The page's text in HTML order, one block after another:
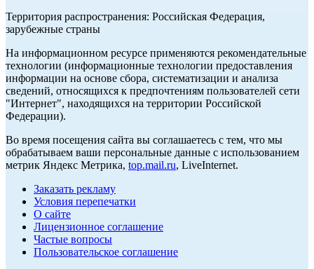
Территория распространения: Российская Федерация,
зарубежные страны
На информационном ресурсе применяются рекомендательные
технологии (информационные технологии предоставления
информации на основе сбора, систематизации и анализа
сведений, относящихся к предпочтениям пользователей сети
"Интернет", находящихся на территории Российской
Федерации).
Во время посещения сайта вы соглашаетесь с тем, что мы
обрабатываем ваши персональные данные с использованием
метрик Яндекс Метрика, top.mail.ru, LiveInternet.
Заказать рекламу
Условия перепечатки
О сайте
Лицензионное соглашение
Частые вопросы
Пользовательское соглашение